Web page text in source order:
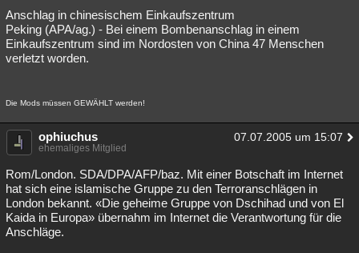
Anschlag in chinesischem Einkaufszentrum
Peking (APA/ag.) - Bei einem Bombenanschlag in einem
Einkaufszentrum sind im Nordosten von China 47 Menschen
verletzt worden.
Die Mods müssen GEWÄHLT werden!
ophiuchus 07.07.2005 um 15:07
ehemaliges Mitglied
Rom/London. SDA/DPA/AFP/baz. Mit einer Botschaft im Internet
hat sich eine islamische Gruppe zu den Terroranschlägen in
London bekannt. «Die geheime Gruppe von Dschihad und von El
Kaida in Europa» übernahm im Internet die Verantwortung für die
Anschläge.